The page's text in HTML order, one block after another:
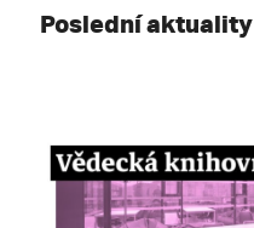
Poslední aktuality